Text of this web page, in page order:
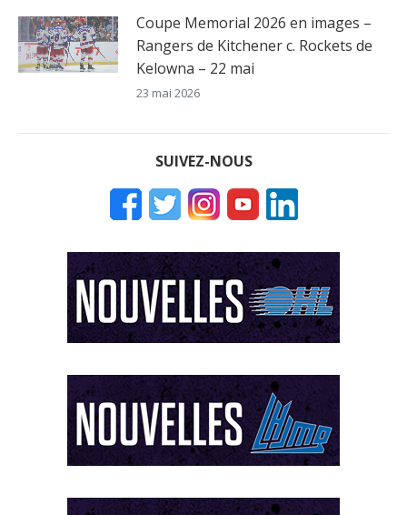
Coupe Memorial 2026 en images –
Rangers de Kitchener c. Rockets de
Kelowna – 22 mai
23 mai 2026
SUIVEZ-NOUS